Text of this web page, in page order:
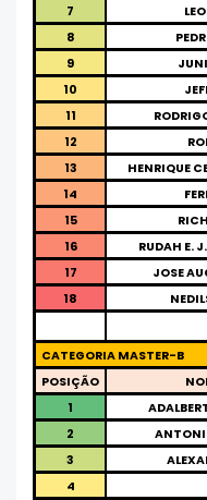
7
8
9
10
11
12
13
HENRIQUE
14
15
16
RUDAH E.
17
JOSE
18
CATEGORIA MASTER-B
POSIÇÃO
1
2
3
4